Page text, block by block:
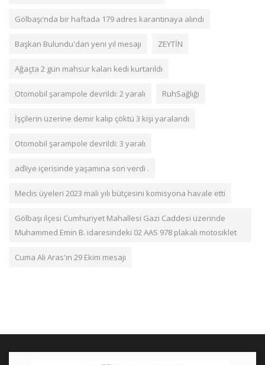
Gölbaşı'nda bir haftada 179 adres karantinaya alındı
Başkan Bulundu'dan yeni yıl mesajı ZEYTİN
Ağaçta 2 gün mahsur kalan kedi kurtarıldı
Otomobil şarampole devrildi: 2 yaralı RuhSağlığı
İşçilerin üzerine demir kalıp çöktü 3 kişi yaralandı
Otomobil şarampole devrildi: 3 yaralı
adliye içerisinde yaşamına son verdi .
Meclis üyeleri 2023 mali yılı bütçesini komisyona havale etti
Gölbaşı ilçesi Cumhuriyet Mahallesi Gazi Caddesi üzerinde
Muhammed Emin B. idaresindeki 02 AAS 978 plakalı motosiklet
Cuma Ali Aras'ın 29 Ekim mesajı